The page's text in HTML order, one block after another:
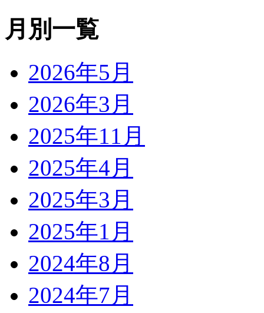
月別一覧
2026年5月
2026年3月
2025年11月
2025年4月
2025年3月
2025年1月
2024年8月
2024年7月